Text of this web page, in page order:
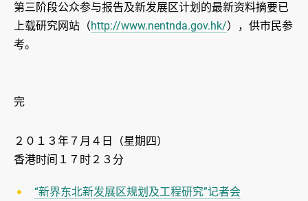
第三阶段公众参与报告及新发展区计划的最新资料摘要已
上载研究网站（http://www.nentnda.gov.hk/），供市民参
考。
完
２０１３年７月４日（星期四）
香港时间１７时２３分
“新界东北新发展区规划及工程研究”记者会